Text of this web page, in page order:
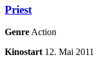
Priest
Genre Action
Kinostart 12. Mai 2011